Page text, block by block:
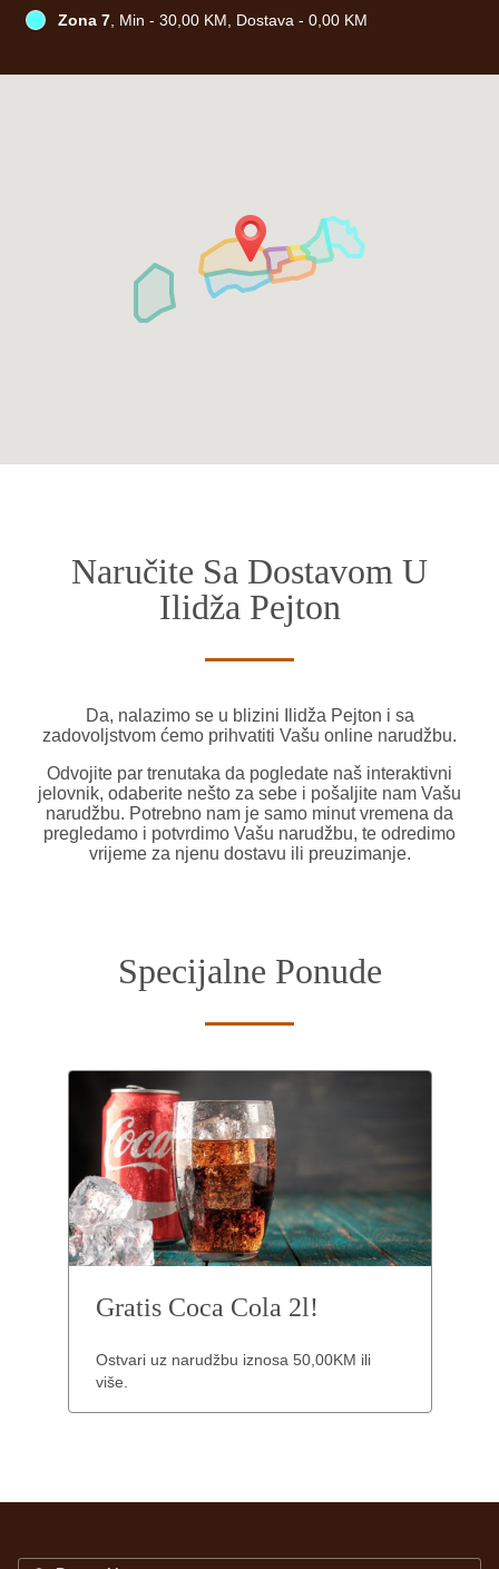
Zona 7, Min - 30,00 KM, Dostava - 0,00 KM
Naručite Sa Dostavom U
Ilidža Pejton
Da, nalazimo se u blizini Ilidža Pejton i sa
zadovoljstvom ćemo prihvatiti Vašu online narudžbu.
Odvojite par trenutaka da pogledate naš interaktivni
jelovnik, odaberite nešto za sebe i pošaljite nam Vašu
narudžbu. Potrebno nam je samo minut vremena da
pregledamo i potvrdimo Vašu narudžbu, te odredimo
vrijeme za njenu dostavu ili preuzimanje.
Specijalne Ponude
Gratis Coca Cola 2l!
Ostvari uz narudžbu iznosa 50,00KM ili
više.